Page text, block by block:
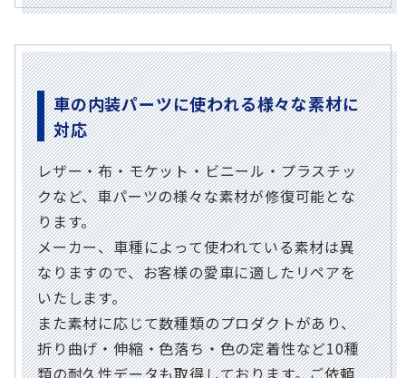
車の内装パーツに使われる様々な素材に
対応
レザー・布・モケット・ビニール・プラスチッ
クなど、車パーツの様々な素材が修復可能とな
ります。
メーカー、車種によって使われている素材は異
なりますので、お客様の愛車に適したリペアを
いたします。
また素材に応じて数種類のプロダクトがあり、
折り曲げ・伸縮・色落ち・色の定着性など10種